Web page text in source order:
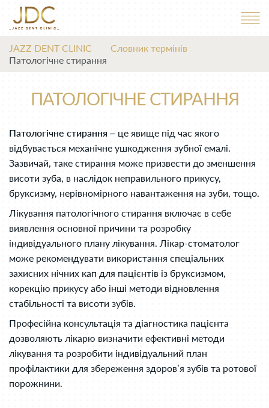
JAZZ DENT CLINIC
Словник термінів
Патологічне стирання
ПАТОЛОГІЧНЕ СТИРАННЯ
Патологічне стирання – це явище під час якого
відбувається механічне ушкодження зубної емалі.
Зазвичай, таке стирання може призвести до зменшення
висоти зуба, в наслідок неправильного прикусу,
бруксизму, нерівномірного навантаження на зуби, тощо.
Лікування патологічного стирання включає в себе
виявлення основної причини та розробку
індивідуального плану лікування. Лікар-стоматолог
може рекомендувати використання спеціальних
захисних нічних кап для пацієнтів із бруксизмом,
корекцію прикусу або інші методи відновлення
стабільності та висоти зубів.
Професійна консультація та діагностика пацієнта
дозволяють лікарю визначити ефективні методи
лікування та розробити індивідуальний план
профілактики для збереження здоров’я зубів та ротової
порожнини.